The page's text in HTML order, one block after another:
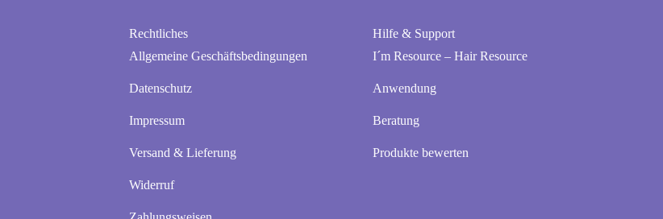
Rechtliches
Allgemeine Geschäftsbedingungen
Datenschutz
Impressum
Versand & Lieferung
Widerruf
Hilfe & Support
I´m Resource – Hair Resource
Anwendung
Beratung
Produkte bewerten